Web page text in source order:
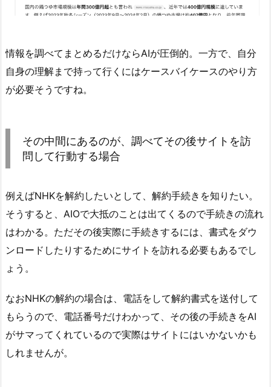
情報を調べてまとめるだけならAIが圧倒的。一方で、自分
自身の理解まで持って行くにはケースバイケースのやり方
が必要そうですね。
その中間にあるのが、調べてその後サイトを訪
問して行動する場合
例えばNHKを解約したいとして、解約手続きを知りたい。
そうすると、AIOで大抵のことは出てくるので手続きの流れ
はわかる。ただその後実際に手続きするには、書式をダウ
ンロードしたりするためにサイトを訪れる必要もあるでし
ょう。
なおNHKの解約の場合は、電話をして解約書式を送付して
もらうので、電話番号だけわかって、その後の手続きをAI
がサマってくれているので実際はサイトにはいかないかも
しれませんが。